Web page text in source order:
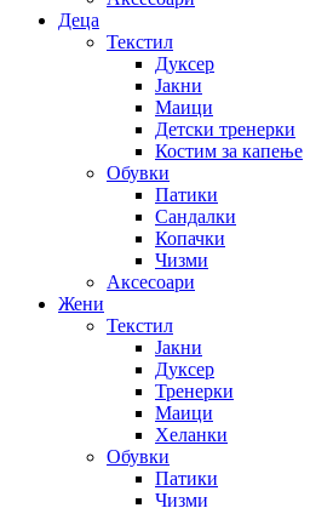
Деца
Текстил
Дуксер
Јакни
Маици
Детски тренерки
Костим за капење
Обувки
Патики
Сандалки
Копачки
Чизми
Аксесоари
Жени
Текстил
Јакни
Дуксер
Тренерки
Маици
Хеланки
Обувки
Патики
Чизми